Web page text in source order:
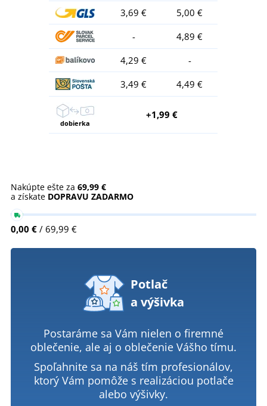
3,69 €
5,00 €
-
4,89 €
4,29 €
-
3,49 €
4,49 €
dobierka
+1,99 €
Nakúpte ešte za 69,99 €
a získate DOPRAVU ZADARMO
0,00 € / 69,99 €
Potlač
a výšivka
Postaráme sa Vám nielen o firemné
oblečenie, ale aj o oblečenie Vášho tímu.
Spoľahnite sa na náš tím profesionálov,
ktorý Vám pomôže s realizáciou potlače
alebo výšivky.